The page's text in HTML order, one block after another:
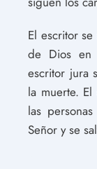
El escritor
de Dios en
escritor jura
la muerte.
las
Señor y se